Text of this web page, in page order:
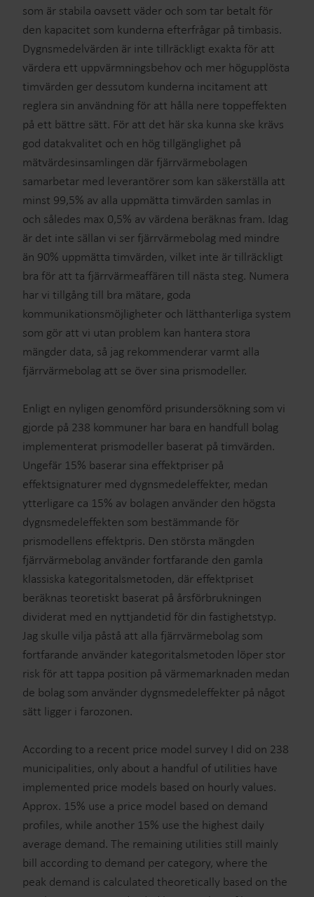
som är stabila oavsett väder och som tar betalt för
den kapacitet som kunderna efterfrågar på timbasis.
Dygnsmedelvärden är inte tillräckligt exakta för att
värdera ett uppvärmningsbehov och mer högupplösta
timvärden ger dessutom kunderna incitament att
reglera sin användning för att hålla nere toppeffekten
på ett bättre sätt. För att det här ska kunna ske krävs
god datakvalitet och en hög tillgänglighet på
mätvärdesinsamlingen där fjärrvärmebolagen
samarbetar med leverantörer som kan säkerställa att
minst 99,5% av alla uppmätta timvärden samlas in
och således max 0,5% av värdena beräknas fram. Idag
är det inte sällan vi ser fjärrvärmebolag med mindre
än 90% uppmätta timvärden, vilket inte är tillräckligt
bra för att ta fjärrvärmeaffären till nästa steg. Numera
har vi tillgång till bra mätare, goda
kommunikationsmöjligheter och lätthanterliga system
som gör att vi utan problem kan hantera stora
mängder data, så jag rekommenderar varmt alla
fjärrvärmebolag att se över sina prismodeller.
Enligt en nyligen genomförd prisundersökning som vi
gjorde på 238 kommuner har bara en handfull bolag
implementerat prismodeller baserat på timvärden.
Ungefär 15% baserar sina effektpriser på
effektsignaturer med dygnsmedeleffekter, medan
ytterligare ca 15% av bolagen använder den högsta
dygnsmedeleffekten som bestämmande för
prismodellens effektpris. Den största mängden
fjärrvärmebolag använder fortfarande den gamla
klassiska kategoritalsmetoden, där effektpriset
beräknas teoretiskt baserat på årsförbrukningen
dividerat med en nyttjandetid för din fastighetstyp.
Jag skulle vilja påstå att alla fjärrvärmebolag som
fortfarande använder kategoritalsmetoden löper stor
risk för att tappa position på värmemarknaden medan
de bolag som använder dygnsmedeleffekter på något
sätt ligger i farozonen.
According to a recent price model survey I did on 238
municipalities, only about a handful of utilities have
implemented price models based on hourly values.
Approx. 15% use a price model based on demand
profiles, while another 15% use the highest daily
average demand. The remaining utilities still mainly
bill according to demand per category, where the
peak demand is calculated theoretically based on the